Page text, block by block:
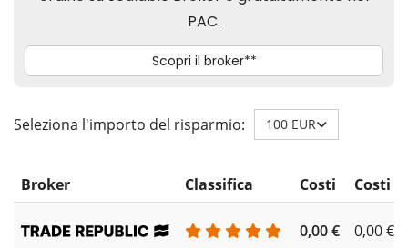
Seleziona l'importo del risparmio: 100 EUR
Broker Classifica Costi Costi
0,00 € 0,00 €